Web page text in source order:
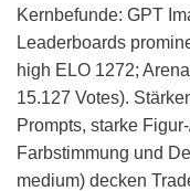
Kernbefunde: GPT
Leaderboards
high ELO 1272;
15.127 Votes).
Prompts, starke
Farbstimmung und
medium) decken